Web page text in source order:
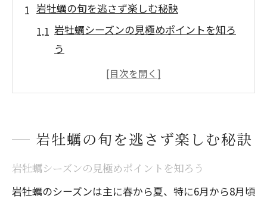
岩牡蠣の旬を逃さず楽しむ秘訣
岩牡蠣シーズンの見極めポイントを知ろ
う
食べてはいけない時期と旬の岩牡蠣の関
係性
岩牡蠣シーズンに食べる際の注意点まと
め
岩牡蠣の産地ごとの旬の違いを比較
春夏に味わう岩牡蠣の濃厚な美味しさ
岩牡蠣の旬を逃さず楽しむ秘訣
岩牡蠣シーズンの見極めポイントを知ろう
岩牡蠣のシーズンは主に春から夏、特に6月から8月頃